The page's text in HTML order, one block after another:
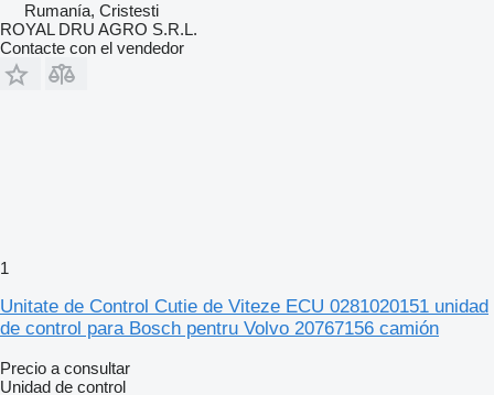
Rumanía, Cristesti
ROYAL DRU AGRO S.R.L.
Contacte con el vendedor
1
Unitate de Control Cutie de Viteze ECU 0281020151 unidad
de control para Bosch pentru Volvo 20767156 camión
Precio a consultar
Unidad de control